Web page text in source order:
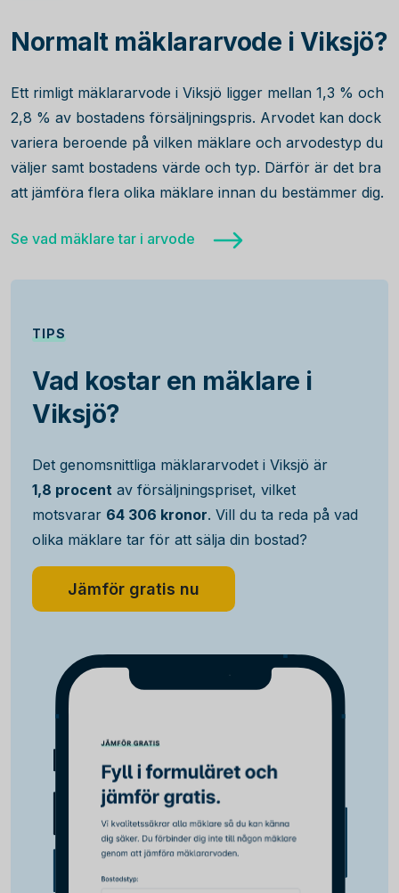
Normalt mäklararvode i Viksjö?
Ett rimligt mäklararvode i Viksjö ligger mellan 1,3 % och
2,8 % av bostadens försäljningspris. Arvodet kan dock
variera beroende på vilken mäklare och arvodestyp du
väljer samt bostadens värde och typ. Därför är det bra
att jämföra flera olika mäklare innan du bestämmer dig.
Se vad mäklare tar i arvode
TIPS
Vad kostar en mäklare i
Viksjö?
Det genomsnittliga mäklararvodet i Viksjö är
1,8 procent av försäljningspriset, vilket
motsvarar 64 306 kronor. Vill du ta reda på vad
olika mäklare tar för att sälja din bostad?
Jämför gratis nu